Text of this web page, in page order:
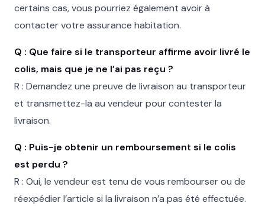
certains cas, vous pourriez également avoir à
contacter votre assurance habitation.
Q : Que faire si le transporteur affirme avoir livré le
colis, mais que je ne l’ai pas reçu ?
R : Demandez une preuve de livraison au transporteur
et transmettez-la au vendeur pour contester la
livraison.
Q : Puis-je obtenir un remboursement si le colis
est perdu ?
R : Oui, le vendeur est tenu de vous rembourser ou de
réexpédier l’article si la livraison n’a pas été effectuée.